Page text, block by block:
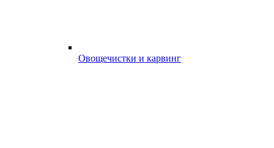
Овощечистки и карвинг